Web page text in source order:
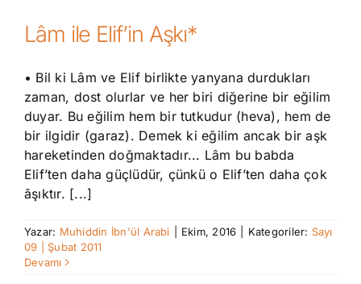
Lâm ile Elif’in Aşkı*
• Bil ki Lâm ve Elif birlikte yanyana durdukları
zaman, dost olurlar ve her biri diğerine bir eğilim
duyar. Bu eğilim hem bir tutkudur (heva), hem de
bir ilgidir (garaz). Demek ki eğilim ancak bir aşk
hareketinden doğmaktadır... Lâm bu babda
Elif’ten daha güçlüdür, çünkü o Elif’ten daha çok
âşıktır. [...]
Yazar: Muhiddin İbn'ül Arabi Ekim, 2016 Kategoriler: Sayı
09 | Şubat 2011
Devamı